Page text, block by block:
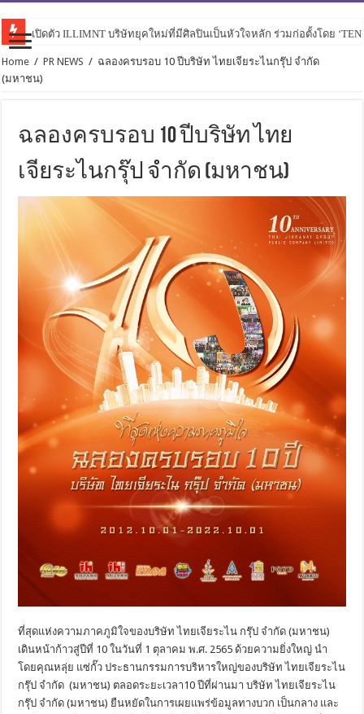
เปิดตัว ILLIMNT บริษัทยุคใหม่ที่มีศิลปินเป็นหัวใจหลัก ร่วมก่อตั้งโดย
Home / PR NEWS / ฉลองครบรอบ 10 ปีบริษัท ไทยเจียระไนกรุ๊ป จำกัด
(มหาชน)
ฉลองครบรอบ 10 ปีบริษัท ไทย
เจียระไนกรุ๊ป จำกัด (มหาชน)
ที่สุดแห่งความภาคภูมิใจของบริษัท ไทยเจียระไน กรุ๊ป จำกัด (มหาชน)
เดินหน้าก้าวสู่ปีที่ 10 ในวันที่ 1 ตุลาคม พ.ศ. 2565 ด้วยความยิ่งใหญ่ นำ
โดยคุณหลุ่ย แซ่กั๊ว ประธานกรรมการบริหารใหญ่ของบริษัท ไทยเจียระไน
กรุ๊ป จำกัด (มหาชน) ตลอดระยะเวลา10 ปีที่ผ่านมา บริษัท ไทยเจียระไน
กรุ๊ป จำกัด (มหาชน) ยืนหยัดในการเผยแพร่ข้อมูลทางบวก เป็นกลาง และ